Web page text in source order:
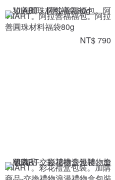
VIIART。阿拉善福福包。阿拉
善圓珠材料福袋80g
NT$ 790
VIIART。彩花禮盒包裝。加購